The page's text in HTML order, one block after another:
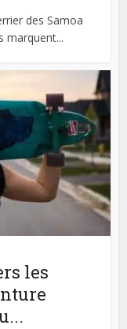
des Samoa
marquent...
les